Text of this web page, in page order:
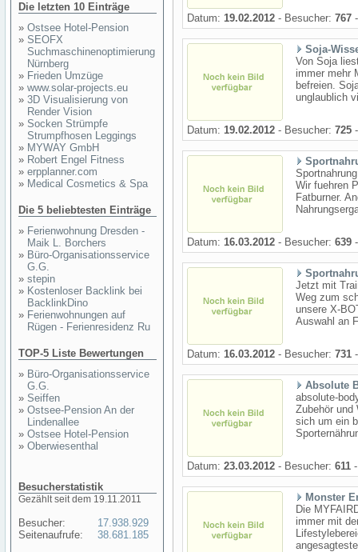
Die letzten 10 Einträge
» Ostsee Hotel-Pension
» SEOFX
Suchmaschinenoptimierung
Nürnberg
» Frieden Umzüge
» www.solar-projects.eu
» 3D Visualisierung von
Render Vision
» Socken Strümpfe
Strumpfhosen Leggings
» MYWAY GmbH
» Robert Engel Fitness
» erpplanner.com
» Medical Cosmetics & Spa
Die 5 beliebtesten Einträge
» Ferienwohnung Dresden -
Maik L. Borchers
» Büro-Organisationsservice
G.G.
» stepin
» Kostenloser Backlink bei
BacklinkDino
» Ferienwohnungen auf
Rügen - Ferienresidenz Ru
TOP-5 Liste Bewertungen
» Büro-Organisationsservice
G.G.
» Seiffen
» Ostsee-Pension An der
Lindenallee
» Ostsee Hotel-Pension
» Oberwiesenthal
Besucherstatistik
Gezählt seit dem 19.11.2011
Besucher:
Seitenaufrufe:
17.938.929
38.681.185
Datum: 19.02.2012 - Besucher: 767
Soja-
Von Soja
immer mehr
befreien.
unglaublich
Datum: 19.02.2012 - Besucher: 725
Wir fuehren
Fatburner.
Datum: 16.03.2012 - Besucher: 639
Jetzt mit
Weg zum
unsere X-
Auswahl an
Datum: 16.03.2012 - Besucher: 731
Absolute
absolute-
Zubehör und
sich um ein
Datum: 23.03.2012 - Besucher: 611
Monster
Die
immer mit